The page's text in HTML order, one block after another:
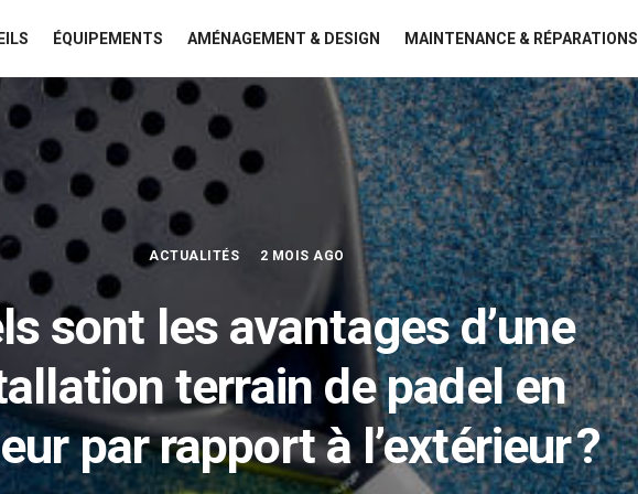
ÉQUIPEMENTS AMÉNAGEMENT & DESIGN MAINTENANCE & RÉPARATIONS
ACTUALITÉS 2 MOIS AGO
sont les avantages d’une
terrain de padel en
par rapport à l’extérieur ?